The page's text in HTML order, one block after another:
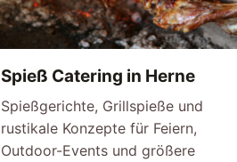
Spieß Catering in Herne
Spießgerichte, Grillspieße und
rustikale Konzepte für Feiern,
Outdoor-Events und größere